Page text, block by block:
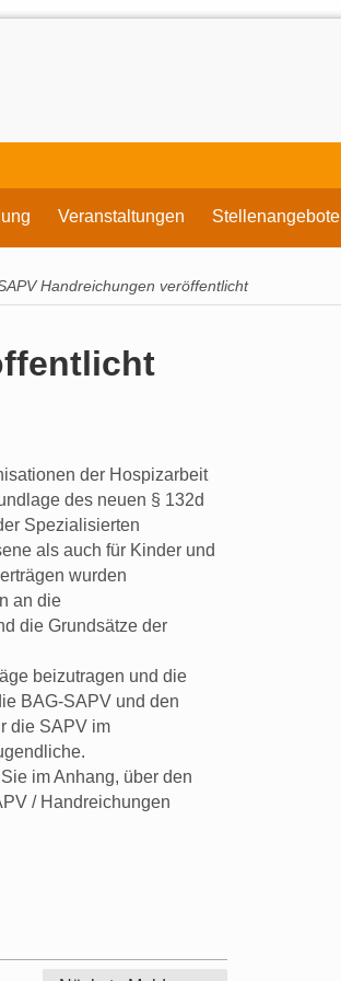
Veranstaltungen Stellenangebote
Handreichungen veröffentlicht
der Hospizarbeit
des neuen § 132d
Spezialisierten
als auch für Kinder und
wurden
an die
die Grundsätze der
beizutragen und die
BAG-SAPV und den
die SAPV im
im Anhang, über den
/ Handreichungen